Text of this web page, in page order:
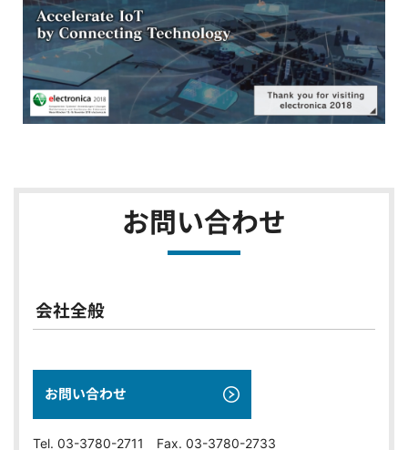
お問い合わせ
会社全般
お問い合わせ
Tel. 03-3780-2711 Fax. 03-3780-2733